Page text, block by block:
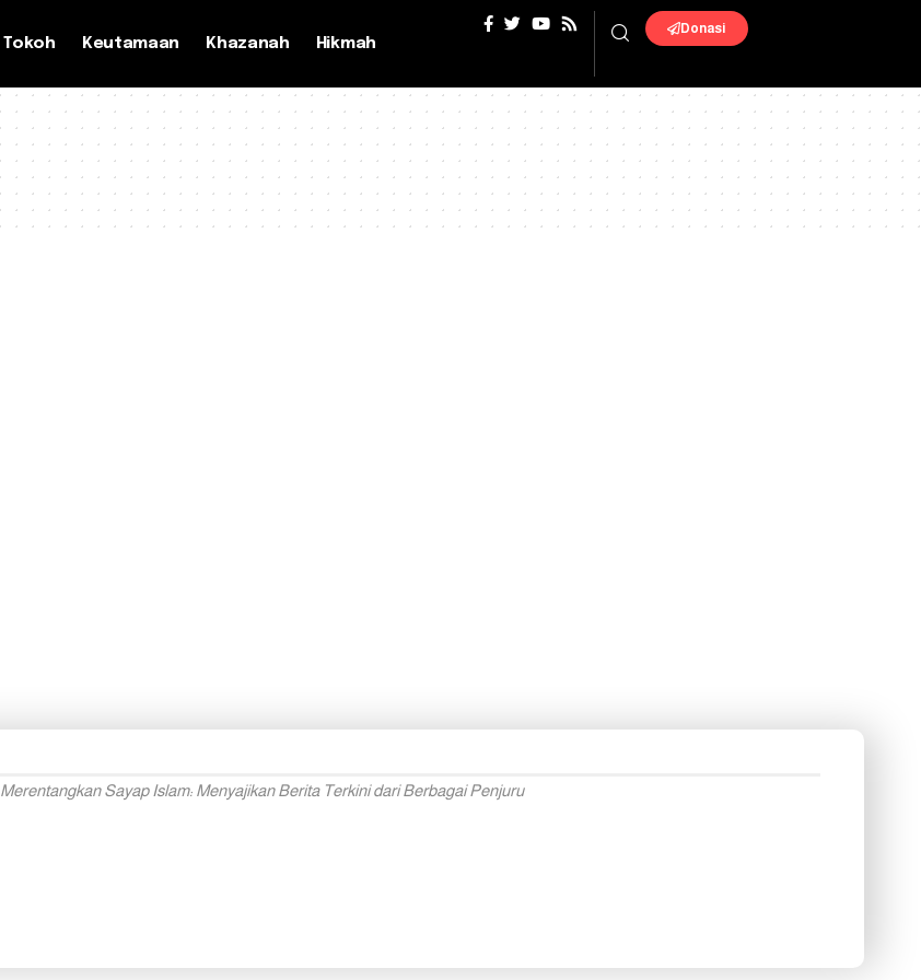
Tokoh Keutamaan Khazanah Hikmah
Donasi
Merentangkan Sayap Islam: Menyajikan Berita Terkini dari Berbagai Penjuru